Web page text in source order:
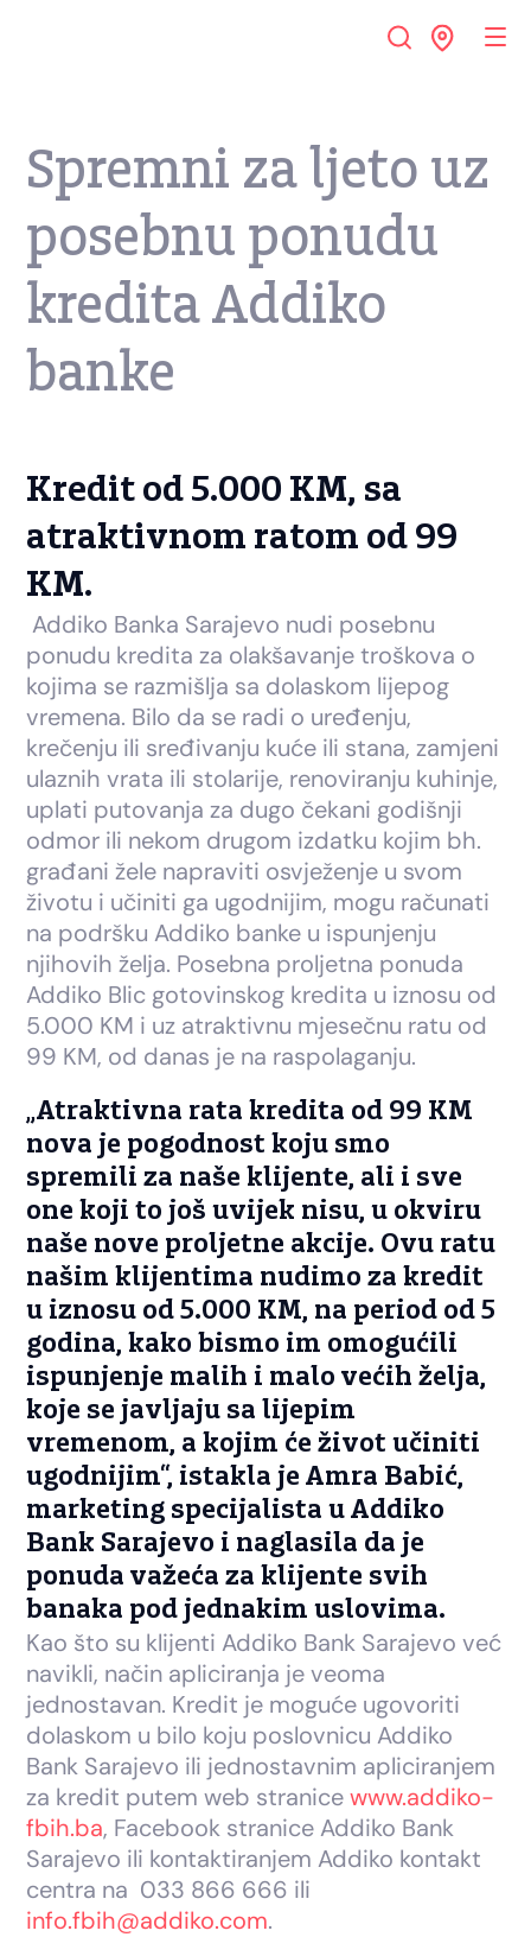
Spremni za ljeto uz
posebnu ponudu
kredita Addiko
banke
Kredit od 5.000 KM, sa
atraktivnom ratom od 99
KM.
Addiko Banka Sarajevo nudi posebnu
ponudu kredita za olakšavanje troškova o
kojima se razmišlja sa dolaskom lijepog
vremena. Bilo da se radi o uređenju,
krečenju ili sređivanju kuće ili stana, zamjeni
ulaznih vrata ili stolarije, renoviranju kuhinje,
uplati putovanja za dugo čekani godišnji
odmor ili nekom drugom izdatku kojim bh.
građani žele napraviti osvježenje u svom
životu i učiniti ga ugodnijim, mogu računati
na podršku Addiko banke u ispunjenju
njihovih želja. Posebna proljetna ponuda
Addiko Blic gotovinskog kredita u iznosu od
5.000 KM i uz atraktivnu mjesečnu ratu od
99 KM, od danas je na raspolaganju.
„Atraktivna rata kredita od 99 KM
nova je pogodnost koju smo
spremili za naše klijente, ali i sve
one koji to još uvijek nisu, u okviru
naše nove proljetne akcije. Ovu ratu
našim klijentima nudimo za kredit
u iznosu od 5.000 KM, na period od 5
godina, kako bismo im omogućili
ispunjenje malih i malo većih želja,
koje se javljaju sa lijepim
vremenom, a kojim će život učiniti
ugodnijim“, istakla je Amra Babić,
marketing specijalista u Addiko
Bank Sarajevo i naglasila da je
ponuda važeća za klijente svih
banaka pod jednakim uslovima.
Kao što su klijenti Addiko Bank Sarajevo već
navikli, način apliciranja je veoma
jednostavan. Kredit je moguće ugovoriti
dolaskom u bilo koju poslovnicu Addiko
Bank Sarajevo ili jednostavnim apliciranjem
za kredit putem web stranicewww.addiko-
fbih.ba, Facebook stranice Addiko Bank
Sarajevo ili kontaktiranjem Addiko kontakt
centra na 033 866 666 ili
info.fbih@addiko.com.